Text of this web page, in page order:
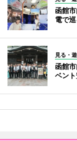
函館
電で
見る・
函館
ベン